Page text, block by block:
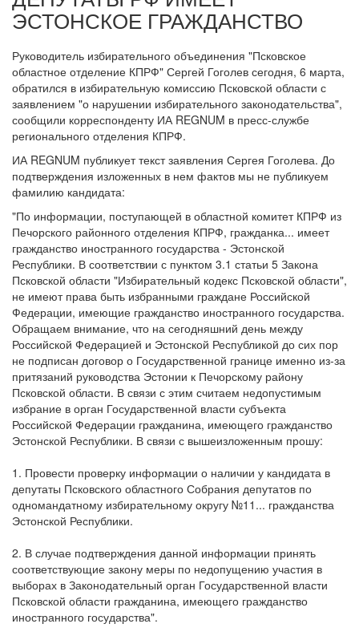
ЭСТОНСКОЕ ГРАЖДАНСТВО
Руководитель избирательного объединения "Псковское
областное отделение КПРФ" Сергей Гоголев сегодня, 6 марта,
обратился в избирательную комиссию Псковской области с
заявлением "о нарушении избирательного законодательства",
сообщили корреспонденту ИА REGNUM в пресс-службе
регионального отделения КПРФ.
ИА REGNUM публикует текст заявления Сергея Гоголева. До
подтверждения изложенных в нем фактов мы не публикуем
фамилию кандидата:
"По информации, поступающей в областной комитет КПРФ из
Печорского районного отделения КПРФ, гражданка... имеет
гражданство иностранного государства - Эстонской
Республики. В соответствии с пунктом 3.1 статьи 5 Закона
Псковской области "Избирательный кодекс Псковской области",
не имеют права быть избранными граждане Российской
Федерации, имеющие гражданство иностранного государства.
Обращаем внимание, что на сегодняшний день между
Российской Федерацией и Эстонской Республикой до сих пор
не подписан договор о Государственной границе именно из-за
притязаний руководства Эстонии к Печорскому району
Псковской области. В связи с этим считаем недопустимым
избрание в орган Государственной власти субъекта
Российской Федерации гражданина, имеющего гражданство
Эстонской Республики. В связи с вышеизложенным прошу:
1. Провести проверку информации о наличии у кандидата в
депутаты Псковского областного Собрания депутатов по
одномандатному избирательному округу №11... гражданства
Эстонской Республики.
2. В случае подтверждения данной информации принять
соответствующие закону меры по недопущению участия в
выборах в Законодательный орган Государственной власти
Псковской области гражданина, имеющего гражданство
иностранного государства".